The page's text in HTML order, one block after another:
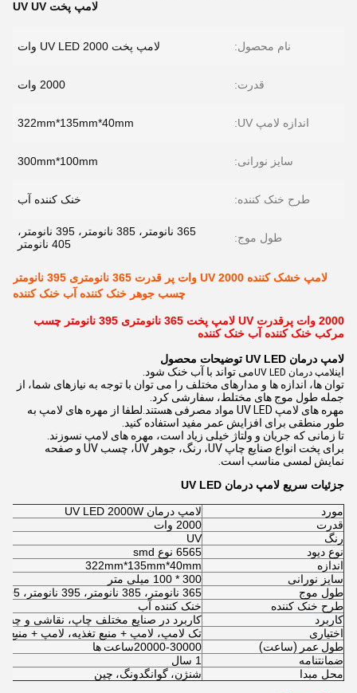
لامپ پخت UV UV
نام محصول: لامپ پخت UV LED 2000 وات
قدرت: 2000 وات
اندازه لامپ UV: 322mm*135mm*40mm
سایز نورانی: 300mm*100mm
طرح خنک کننده: خنک کننده آب
طول موج:
365 نانومتر، 385 نانومتر، 395 نانومتر،
405 نانومتر
لامپ خشک کننده UV 2000 وات پر قدرت 365 نانومتری 395 نانومتر
چسب جوهر خنک کننده آب خنک کننده
2000 وات پرقدرت UV لامپ پخت 365 نانومتری 395 نانومتر چسب
مرکب خنک کننده آب خنک کننده
لامپ درمان UV LED توضیحات محصول
اینلامپ درمان UV LED
می تواند با آب خنک شود.
توان ها، اندازه ها و مدارهای مختلف را می توان با توجه به نیازهای شما، از
جمله طول موج های مختلط، سفارشی کرد.
مهره های لامپ UV LED مواد مصرفی هستند.لطفا از مهره های لامپ به
طور منطقی برای افزایش عمر مفید استفاده کنید.
تا زمانی که جریان و ولتاژ خیلی زیاد است، مهره های لامپ نسوزند.
برای پخت انواع صنایع چاپ UV، رنگ، جوهر UV، چسب UV و صفحه
نمایش لمسی مناسب است.
جزئیات سریع لامپ درمان UV LED
مورد
لامپ درمان UV LED 2000W
قدرت
2000 وات
رنگ
UV
نوع دیود
6565 نوع smd
اندازه
322mm*135mm*40mm
سایز نورانی
300 * 100 میلی متر
طول موج
365 نانومتر، 385 نانومتر، 395 نانومتر، 405 نانومتر
طرح خنک کننده
خنک کننده آب
کاربرد
کاربرد در صنایع مختلف چاپ، نقاشی و
اختیاری
تک لامپ، لامپ + منبع تغذیه، لامپ + منبع
طول عمر (ساعت)
20000-30000ساعت ها
ضمانتنامه
1 سال
محل مبدا
شنژن، گوانگدونگ، چین